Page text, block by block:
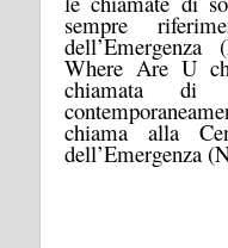
sempre
Where Are U
chiamata di
chiama alla
dell’Emergenza